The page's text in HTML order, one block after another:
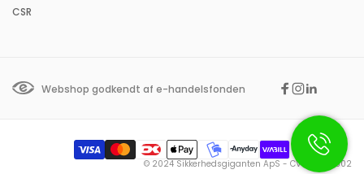
CSR
Webshop godkendt af e-handelsfonden Facebook
Instagram
Linkedin
Betalingsmetoder
© 2024 Sikkerhedsgiganten ApS - CVR: 35415602